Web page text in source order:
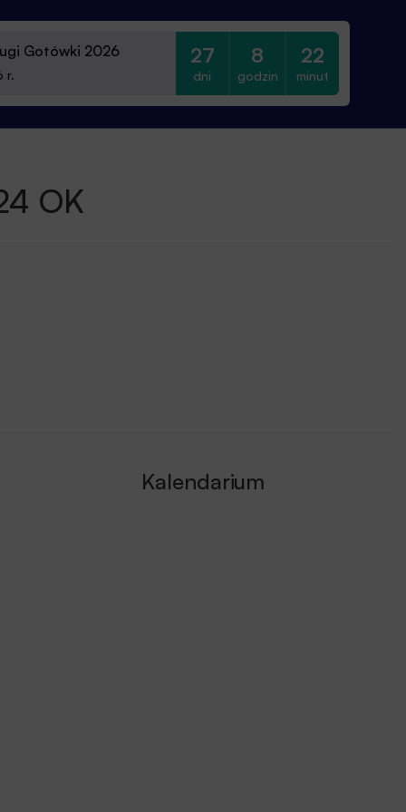
Gotówki 2026
r.
27
dni
8
godzin
22
minut
OK
Kalendarium